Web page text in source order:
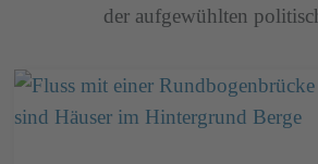
der aufgewühlten